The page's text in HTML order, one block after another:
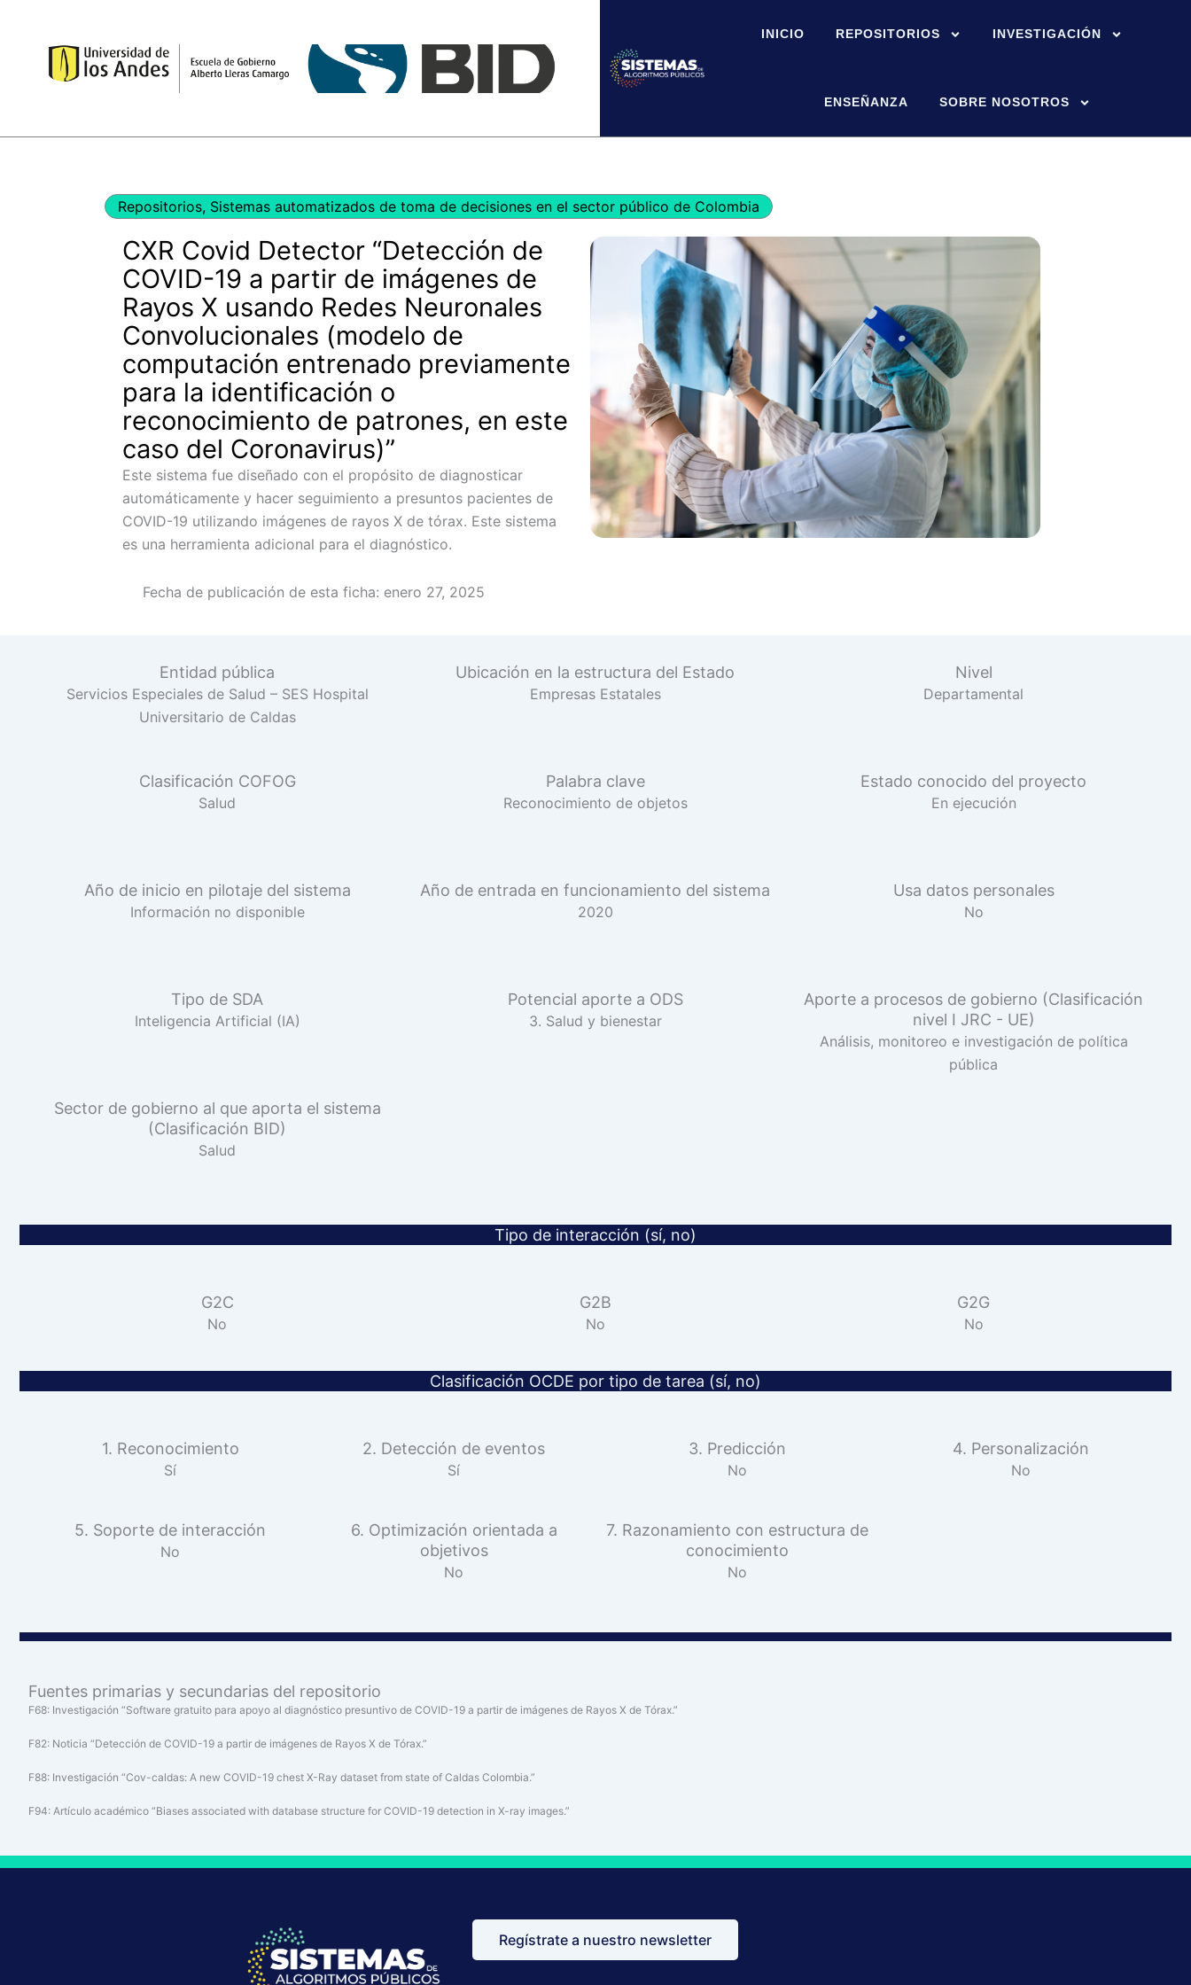
contenido
INICIO REPOSITORIOS INVESTIGACIÓN
ENSEÑANZA SOBRE NOSOTROS
Repositorios, Sistemas automatizados de toma de decisiones en el sector público de Colombia
CXR Covid Detector “Detección de
COVID-19 a partir de imágenes de
Rayos X usando Redes Neuronales
Convolucionales (modelo de
computación entrenado previamente
para la identificación o
reconocimiento de patrones, en este
caso del Coronavirus)”
Este sistema fue diseñado con el propósito de diagnosticar
automáticamente y hacer seguimiento a presuntos pacientes de
COVID-19 utilizando imágenes de rayos X de tórax. Este sistema
es una herramienta adicional para el diagnóstico.
Fecha de publicación de esta ficha: enero 27, 2025
Entidad pública
Servicios Especiales de Salud – SES Hospital
Universitario de Caldas
Ubicación en la estructura del Estado
Empresas Estatales
Nivel
Departamental
Clasificación COFOG
Salud
Palabra clave
Reconocimiento de objetos
Estado conocido del proyecto
En ejecución
Año de inicio en pilotaje del sistema
Información no disponible
Año de entrada en funcionamiento del sistema
2020
Usa datos personales
No
Tipo de SDA
Inteligencia Artificial (IA)
Potencial aporte a ODS
3. Salud y bienestar
Aporte a procesos de gobierno (Clasificación
nivel I JRC - UE)
Análisis, monitoreo e investigación de política
pública
Sector de gobierno al que aporta el sistema
(Clasificación BID)
Salud
Tipo de interacción (sí, no)
G2C
No
G2B
No
G2G
No
Clasificación OCDE por tipo de tarea (sí, no)
1. Reconocimiento
Sí
2. Detección de eventos
Sí
3. Predicción
No
4. Personalización
No
5. Soporte de interacción
No
6. Optimización orientada a
objetivos
No
7. Razonamiento con estructura de
conocimiento
No
Fuentes primarias y secundarias del repositorio
F68: Investigación “Software gratuito para apoyo al diagnóstico presuntivo de COVID-19 a partir de imágenes de Rayos X de Tórax.”
F82: Noticia “Detección de COVID-19 a partir de imágenes de Rayos X de Tórax.”
F88: Investigación “Cov-caldas: A new COVID-19 chest X-Ray dataset from state of Caldas Colombia.”
F94: Artículo académico “Biases associated with database structure for COVID-19 detection in X-ray images.”
Regístrate a nuestro newsletter